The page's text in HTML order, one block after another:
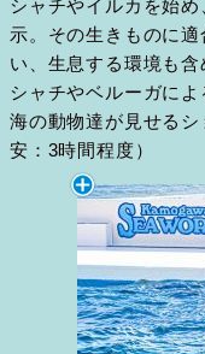
シャチやイルカを始
示。その生きものに
い、生息する環境も
シャチやベルーガによ
海の動物達が見せる
安：3時間程度）